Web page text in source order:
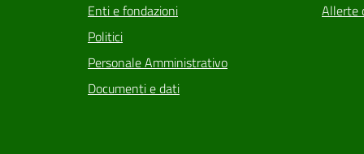
Enti e fondazioni
Politici
Personale Amministrativo
Documenti e dati
Allerte